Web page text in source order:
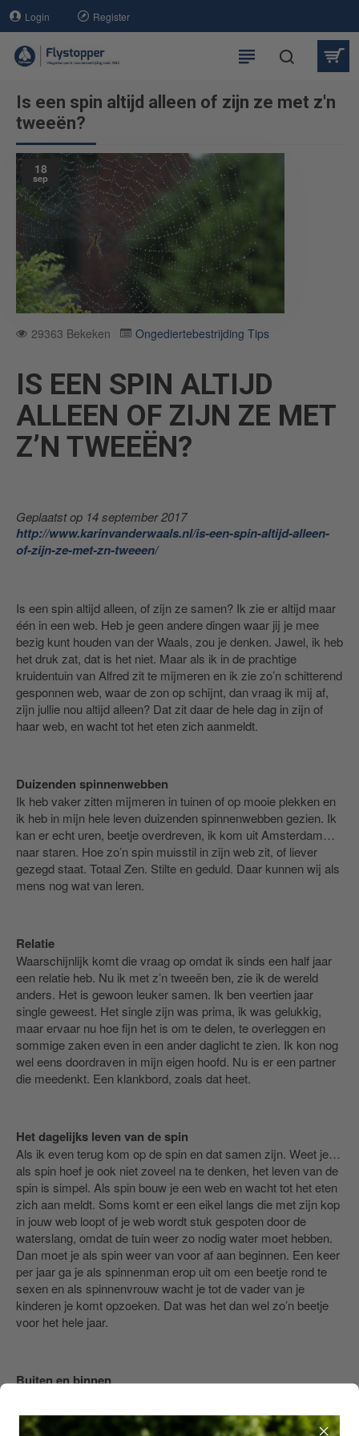
Login Register
Is een spin altijd alleen of zijn ze met z'n
tweeën?
18
sep
29363 Bekeken Ongediertebestrijding Tips
IS EEN SPIN ALTIJD
ALLEEN OF ZIJN ZE MET
Z’N TWEEËN?
Geplaatst op 14 september 2017
http://www.karinvanderwaals.nl/is-een-spin-altijd-alleen-
of-zijn-ze-met-zn-tweeen/
Is een spin altijd alleen, of zijn ze samen? Ik zie er altijd maar
één in een web. Heb je geen andere dingen waar jij je mee
bezig kunt houden van der Waals, zou je denken. Jawel, ik heb
het druk zat, dat is het niet. Maar als ik in de prachtige
kruidentuin van Alfred zit te mijmeren en ik zie zo’n schitterend
gesponnen web, waar de zon op schijnt, dan vraag ik mij af,
zijn jullie nou altijd alleen? Dat zit daar de hele dag in zijn of
haar web, en wacht tot het eten zich aanmeldt.
Duizenden spinnenwebben
Ik heb vaker zitten mijmeren in tuinen of op mooie plekken en
ik heb in mijn hele leven duizenden spinnenwebben gezien. Ik
kan er echt uren, beetje overdreven, ik kom uit Amsterdam…
naar staren. Hoe zo’n spin muisstil in zijn web zit, of liever
gezegd staat. Totaal Zen. Stilte en geduld. Daar kunnen wij als
mens nog wat van leren.
Relatie
Waarschijnlijk komt die vraag op omdat ik sinds een half jaar
een relatie heb. Nu ik met z’n tweeën ben, zie ik de wereld
anders. Het is gewoon leuker samen. Ik ben veertien jaar
single geweest. Het single zijn was prima, ik was gelukkig,
maar ervaar nu hoe fijn het is om te delen, te overleggen en
sommige zaken even in een ander daglicht te zien. Ik kon nog
wel eens doordraven in mijn eigen hoofd. Nu is er een partner
die meedenkt. Een klankbord, zoals dat heet.
Het dagelijks leven van de spin
Als ik even terug kom op de spin en dat samen zijn. Weet je…
als spin hoef je ook niet zoveel na te denken, het leven van de
spin is simpel. Als spin bouw je een web en wacht tot het eten
zich aan meldt. Soms komt er een eikel langs die met zijn kop
in jouw web loopt of je web wordt stuk gespoten door de
waterslang, omdat de tuin weer zo nodig water moet hebben.
Dan moet je als spin weer van voor af aan beginnen. Een keer
per jaar ga je als spinnenman erop uit om een beetje rond te
sexen en als spinnenvrouw wacht je tot de vader van je
kinderen je komt opzoeken. Dat was het dan wel zo’n beetje
voor het hele jaar.
Buiten en binnen
tweeën zijn. Als je er één te pakken hebt, gaat de gemiddelde
persoon zijn hele huis af op zoek naar spin nummer twee.